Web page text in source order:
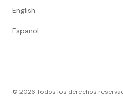
English
Español
© 2026 Todos los derechos